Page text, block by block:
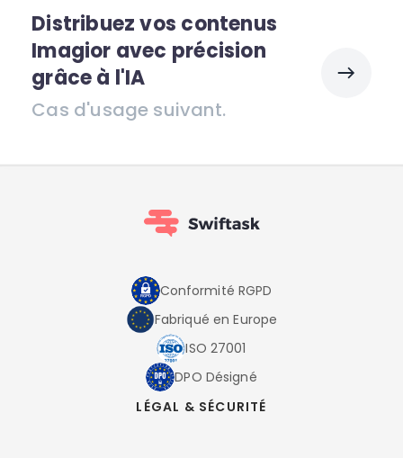
Distribuez vos contenus
Imagior avec précision
grâce à l'IA
Cas d'usage suivant.
Conformité RGPD
Fabriqué en Europe
ISO 27001
DPO Désigné
LÉGAL & SÉCURITÉ